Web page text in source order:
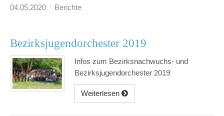
04.05.2020 Berichte
Bezirksjugendorchester 2019
Infos zum Bezirksnachwuchs- und
Bezirksjugendorchester 2019
Weiterlesen